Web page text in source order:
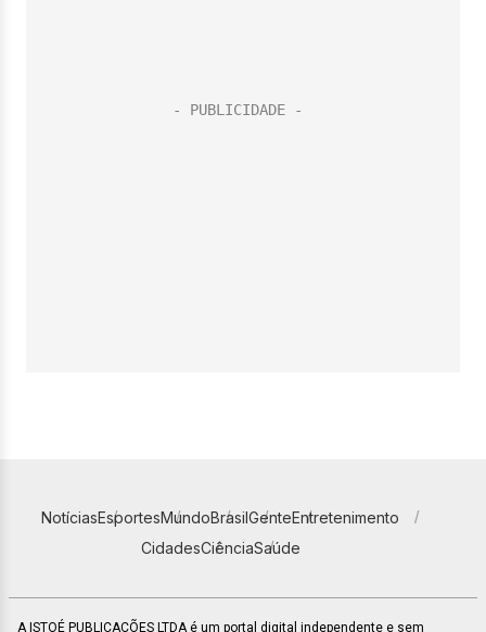
NotíciasEsportesMundoBrasilGenteEntretenimento
CidadesCiênciaSaúde
A ISTOÉ PUBLICAÇÕES LTDA é um portal digital independente e sem